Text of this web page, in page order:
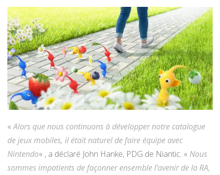
«Alors que nous continuons à développer notre catalogue
de jeux mobiles, il était naturel de faire équipe avec
Nintendo« , a déclaré John Hanke, PDG de Niantic. « Nous
sommes impatients de façonner ensemble l’avenir de la RA,